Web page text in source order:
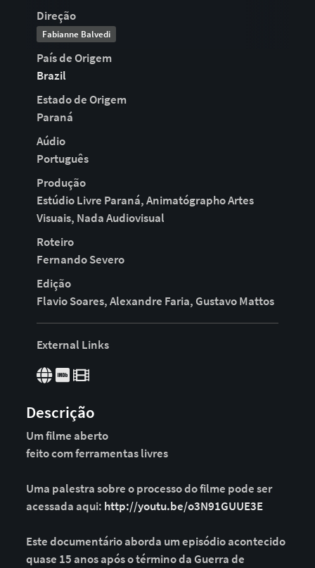
Direção
Fabianne Balvedi
País de Origem
Brazil
Estado de Origem
Paraná
Aúdio
Português
Produção
Estúdio Livre Paraná, Animatógrapho Artes
Visuais, Nada Audiovisual
Roteiro
Fernando Severo
Edição
Flavio Soares, Alexandre Faria, Gustavo Mattos
External Links
Descrição
Um filme aberto
feito com ferramentas livres
Uma palestra sobre o processo do filme pode ser
acessada aqui: http://youtu.be/o3N91GUUE3E
Este documentário aborda um episódio acontecido
quase 15 anos após o término da Guerra de